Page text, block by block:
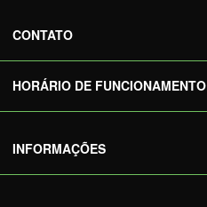
CONTATO
HORÁRIO DE FUNCIONAMENTO
INFORMAÇÕES